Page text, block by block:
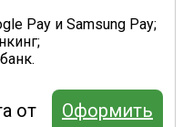
Pay и Samsung Pay;
от
Оформить